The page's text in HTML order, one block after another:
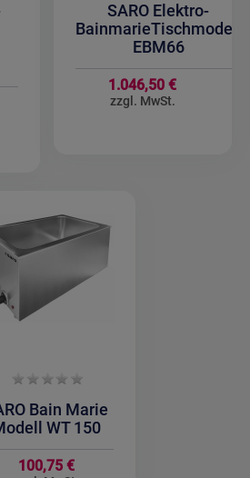
SARO Elektro-
BainmarieTischmodell
EBM66
1.046,50 €
Bain Marie
WT 150
100,75 €